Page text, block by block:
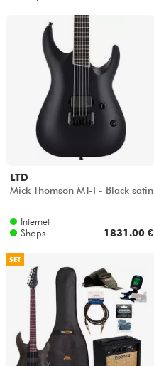
LTD
Mick Thomson MT-I - Black satin
Internet
Shops
1831.00 €
SET